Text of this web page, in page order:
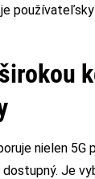
nielen 5G
dostupný. Je